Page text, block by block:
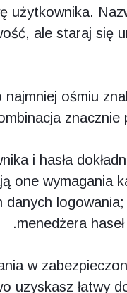
użytkownika.
ale staraj się
najmniej ośmiu
znacznie
i hasła
one wymagania
menedżera
w
uzyskasz łatwy